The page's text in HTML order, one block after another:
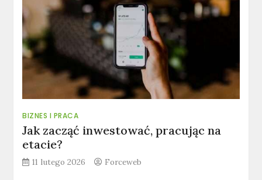
BIZNES I PRACA
Jak zacząć inwestować, pracując na
etacie?
11 lutego 2026 Forceweb